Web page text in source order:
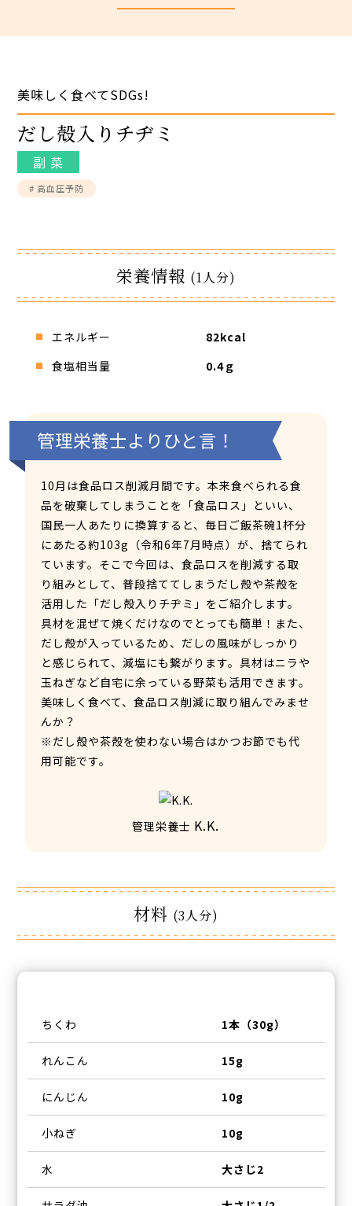
IIDA Well-being Park Project.
館内3Dマップ
美味しく食べてSDGs!
だし殻入りチヂミ
副 菜
# 高血圧予防
栄養情報 (1人分)
エネルギー
82kcal
食塩相当量
0.4ｇ
管理栄養士よりひと言！
10月は食品ロス削減月間です。本来食べられる食
品を破棄してしまうことを「食品ロス」といい、
国民一人あたりに換算すると、毎日ご飯茶碗1杯分
にあたる約103g（令和6年7月時点）が、捨てられ
ています。そこで今回は、食品ロスを削減する取
り組みとして、普段捨ててしまうだし殻や茶殻を
活用した「だし殻入りチヂミ」をご紹介します。
具材を混ぜて焼くだけなのでとっても簡単！また、
だし殻が入っているため、だしの風味がしっかり
と感じられて、減塩にも繋がります。具材はニラや
玉ねぎなど自宅に余っている野菜も活用できます。
美味しく食べて、食品ロス削減に取り組んでみませ
んか？
※だし殻や茶殻を使わない場合はかつお節でも代
用可能です。
管理栄養士 K.K.
材料 (3人分)
ちくわ 1本（30g）
れんこん 15g
にんじん 10g
小ねぎ 10g
水 大さじ2